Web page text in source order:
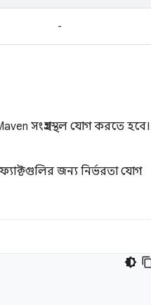
-
সংগ্রহস্থল যোগ করতে হবে।
জন্য নির্ভরতা যোগ